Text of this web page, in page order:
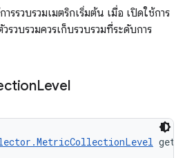
รรวบรวมเมตริกเริ่มต้น เมื่อ เปิดใช้การ
รวบรวมควรเก็บรวบรวมที่ระดับการ
Level